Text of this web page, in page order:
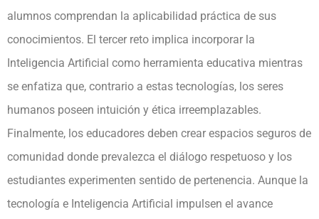
alumnos comprendan la aplicabilidad práctica de sus
conocimientos. El tercer reto implica incorporar la
Inteligencia Artificial como herramienta educativa mientras
se enfatiza que, contrario a estas tecnologías, los seres
humanos poseen intuición y ética irreemplazables.
Finalmente, los educadores deben crear espacios seguros de
comunidad donde prevalezca el diálogo respetuoso y los
estudiantes experimenten sentido de pertenencia. Aunque la
tecnología e Inteligencia Artificial impulsen el avance